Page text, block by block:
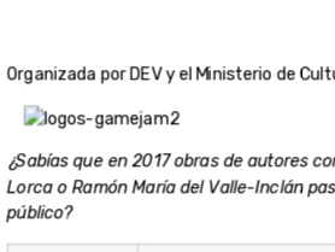
Organizada por DEV y el Ministerio de
¿Sabías que en 2017 obras de autores
Lorca o Ramón María del Valle-Inclán
público?